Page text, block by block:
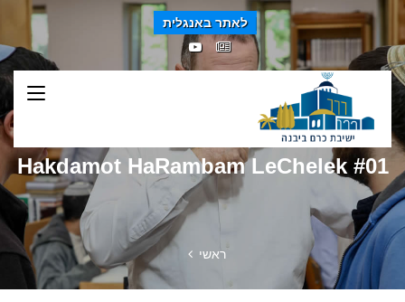
לאתר באנגלית
Hakdamot HaRambam LeChelek #01
ראשי